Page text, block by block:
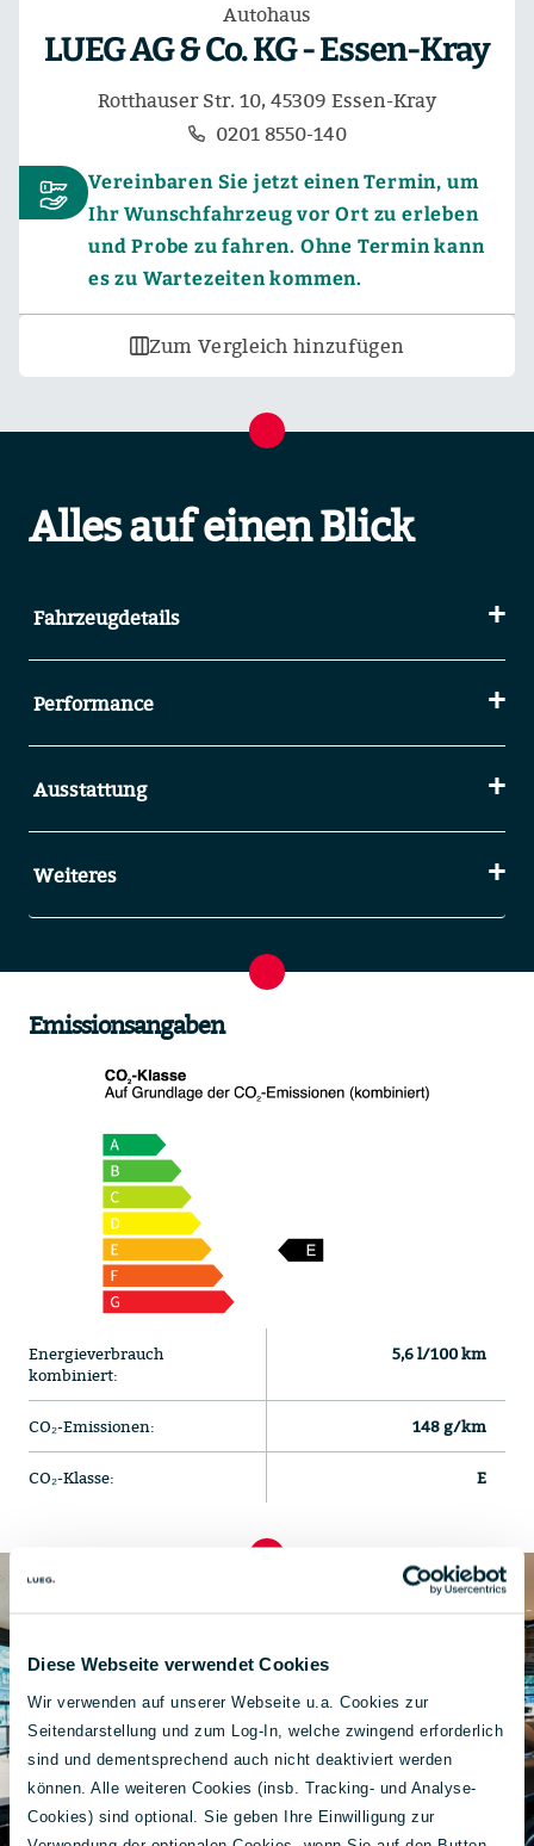
Diese Webseite verwendet Cookies
Wir verwenden auf unserer Webseite u.a. Cookies zur
Seitendarstellung und zum Log-In, welche zwingend erforderlich
sind und dementsprechend auch nicht deaktiviert werden
können. Alle weiteren Cookies (insb. Tracking- und Analyse-
Cookies) sind optional. Sie geben Ihre Einwilligung zur
Autohaus
LUEG AG & Co. KG - Essen-Kray
Rotthauser Str. 10, 45309 Essen-Kray
0201 8550-140
Vereinbaren Sie jetzt einen Termin, um
Ihr Wunschfahrzeug vor Ort zu erleben
und Probe zu fahren. Ohne Termin kann
es zu Wartezeiten kommen.
Zum Vergleich hinzufügen
Alles auf einen Blick
Fahrzeugdetails
Performance
Ausstattung
Weiteres
Emissionsangaben
Energieverbrauch
kombiniert:
5,6 l/100 km
CO₂-Emissionen: 148 g/km
CO₂-Klasse: E